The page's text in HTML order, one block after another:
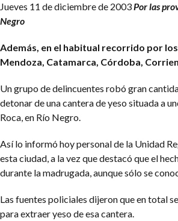
Jueves 11 de diciembre de 2003Por las
Negro
Además, en el habitual recorrido por
Mendoza, Catamarca, Córdoba,
Un grupo de delincuentes robó gran
detonar de una cantera de yeso situada a
Roca, en Río Negro.
Así lo informó hoy personal de la Unidad
esta ciudad, a la vez que destacó que el
durante la madrugada, aunque sólo se
Las fuentes policiales dijeron que en total
para extraer yeso de esa cantera.